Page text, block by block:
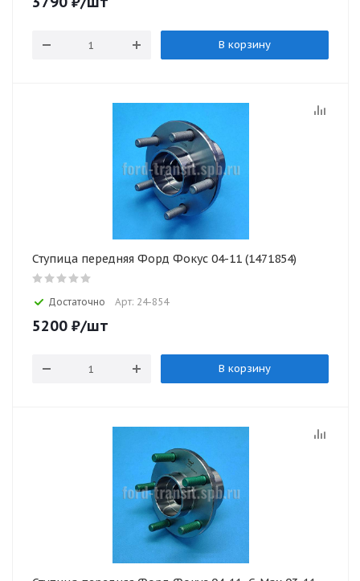
В корзину
Ступица передняя Форд Фокус 04-11 (1471854)
Достаточно Арт: 24-854
5200 ₽/шт
В корзину